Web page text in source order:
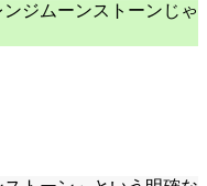
ジムーンストーンじゃ